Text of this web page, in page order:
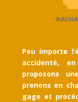
Peu importe
accidenté,
proposons
prenons en
gage et